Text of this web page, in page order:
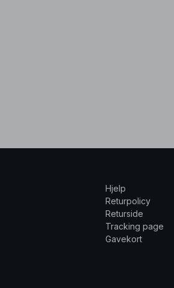
Hjelp
Returpolicy
Returside
Tracking page
Gavekort